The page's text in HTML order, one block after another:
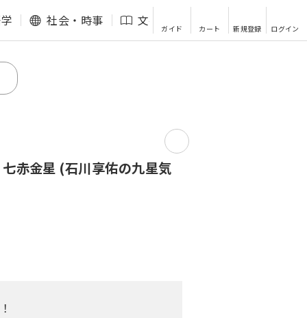
社会・時事 文芸・エッセイ
ガイド カート 新規登録 ログイン
赤金星 (石川享佑の九星気